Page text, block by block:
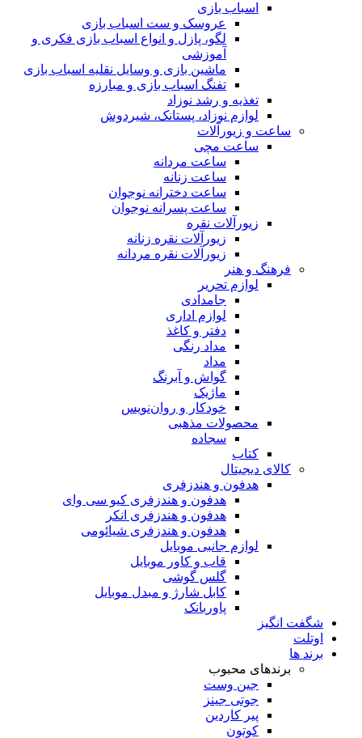
اسباب بازی
عروسک و ست اسباب بازی
لگو، پازل و انواع اسباب بازی فکری و
آموزشی
ماشین بازی و وسایل نقلیه اسباب بازی
تفنگ اسباب بازی و مبارزه
تغذیه و رشد نوزاد
لوازم نوزاد، پستانک، شیردوش
ساعت و زیور‌آلات
ساعت مچی
ساعت مردانه
ساعت زنانه
ساعت دخترانه نوجوان
ساعت پسرانه نوجوان
زیورآلات نقره
زیورآلات نقره زنانه
زیورآلات نقره مردانه
فرهنگ و هنر
لوازم تحریر
جامدادی
لوازم اداری
دفتر و کاغذ
مداد رنگی
مداد
گواش و آبرنگ
ماژیک
خودکار و روان‌نویس
محصولات مذهبی
سجاده
کتاب
کالای دیجیتال
هدفون و هندزفری
هدفون و هندزفری کیو سی وای
هدفون و هندزفری انکر
هدفون و هندزفری شیائومی
لوازم جانبی موبایل
قاب و کاور موبایل
گلس گوشی
کابل شارژ و مبدل موبایل
پاوربانک
شگفت انگیز
اوتلت
برند ها
برندهای محبوب
جین وست
جوتی جینز
پیر کاردین
کوتون